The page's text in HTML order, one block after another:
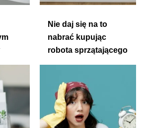
Nie daj się na to
nabrać kupując
robota sprzątającego